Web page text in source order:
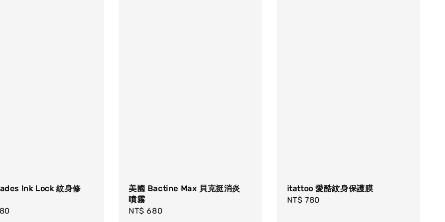
Ink Lock 紋身修
美國 Bactine Max 貝克挺消炎
噴霧
Regular
NT$ 680
itattoo 愛酷紋身保護膜
Regular
NT$ 780